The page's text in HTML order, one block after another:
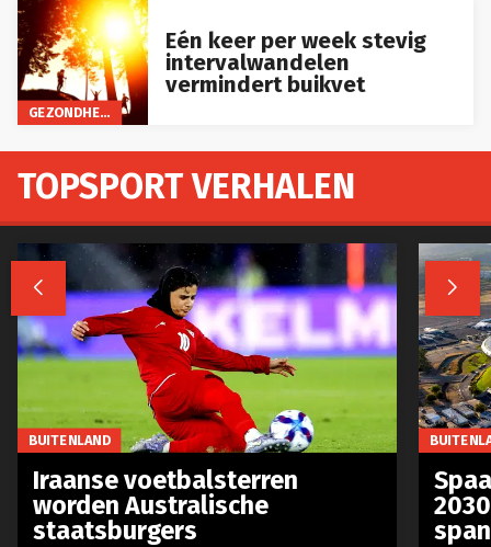
GEZONDHEID
Eén keer per week stevig
intervalwandelen
vermindert buikvet
TOPSPORT VERHALEN
 
BUITENLAND
Iraanse voetbalsterren
worden Australische
staatsburgers